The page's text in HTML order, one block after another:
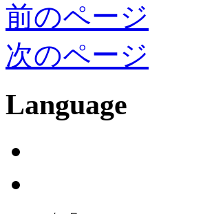
前のページ
次のページ
Language